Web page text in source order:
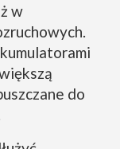
w
do